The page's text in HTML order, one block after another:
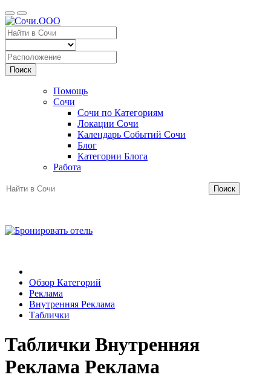
Поиск
Помощь
Сочи
Сочи по Категориям
Локации Сочи
Календарь Событий Сочи
Блог
Категории Блога
Работа
Поиск
Обзор Категорий
Реклама
Внутренняя Реклама
Таблички
Таблички Внутренняя
Реклама Реклама